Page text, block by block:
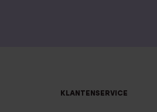
KLANTENSERVICE